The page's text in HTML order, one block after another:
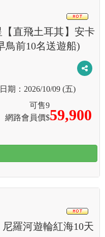
直飛土耳其】安卡
鳥前10名送遊船)
2026/10/09 (五)
網路會員價$59,900
可售9
尼羅河遊輪紅海10天